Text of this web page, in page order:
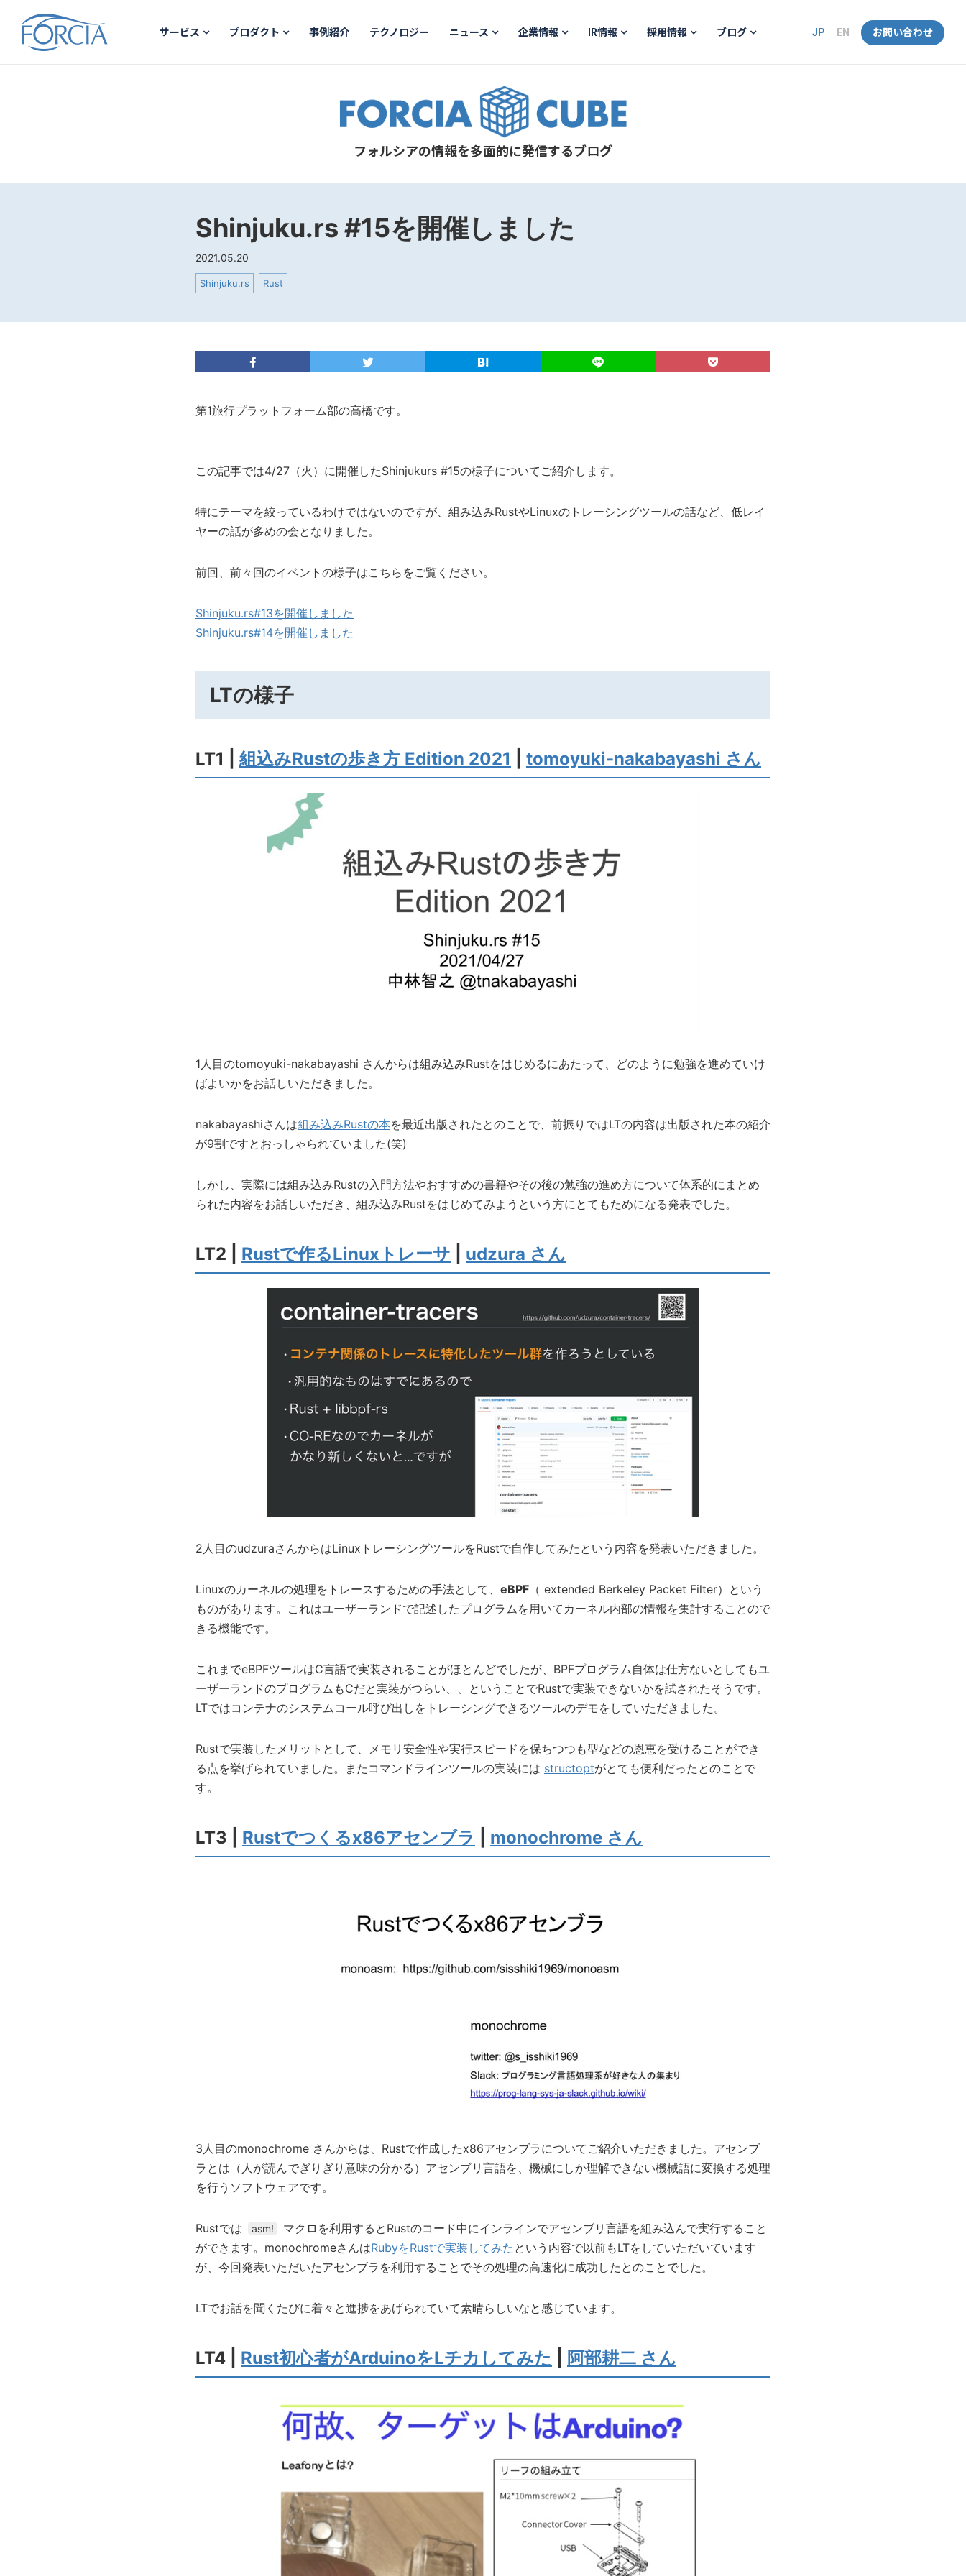
サービス プロダクト 事例紹介 テクノロジー ニュース 企業情報 IR情報 採用情報 ブログ JP EN お問い合わせ
フォルシアの情報を多面的に発信するブログ
Shinjuku.rs #15を開催しました
2021.05.20
Shinjuku.rs Rust
第1旅行プラットフォーム部の高橋です。
この記事では4/27（火）に開催したShinjukurs #15の様子についてご紹介します。
特にテーマを絞っているわけではないのですが、組み込みRustやLinuxのトレーシングツールの話など、低レイ
ヤーの話が多めの会となりました。
前回、前々回のイベントの様子はこちらをご覧ください。
Shinjuku.rs#13を開催しました
Shinjuku.rs#14を開催しました
LTの様子
LT1 | 組込みRustの歩き方 Edition 2021 tomoyuki-nakabayashi さん
1人目のtomoyuki-nakabayashi さんからは組み込みRustをはじめるにあたって、どのように勉強を進めていけ
ばよいかをお話しいただきました。
nakabayashiさんは組み込みRustの本を最近出版されたとのことで、前振りではLTの内容は出版された本の紹介
が9割ですとおっしゃられていました(笑)
しかし、実際には組み込みRustの入門方法やおすすめの書籍やその後の勉強の進め方について体系的にまとめ
られた内容をお話しいただき、組み込みRustをはじめてみようという方にとてもためになる発表でした。
LT2 | Rustで作るLinuxトレーサ udzura さん
2人目のudzuraさんからはLinuxトレーシングツールをRustで自作してみたという内容を発表いただきました。
Linuxのカーネルの処理をトレースするための手法として、 eBPF （ extended Berkeley Packet Filter）という
ものがあります。これはユーザーランドで記述したプログラムを用いてカーネル内部の情報を集計することので
きる機能です。
これまでeBPFツールはC言語で実装されることがほとんどでしたが、BPFプログラム自体は仕方ないとしてもユ
ーザーランドのプログラムもCだと実装がつらい、、ということでRustで実装できないかを試されたそうです。
LTではコンテナのシステムコール呼び出しをトレーシングできるツールのデモをしていただきました。
Rustで実装したメリットとして、メモリ安全性や実行スピードを保ちつつも型などの恩恵を受けることができ
る点を挙げられていました。またコマンドラインツールの実装には structoptがとても便利だったとのことで
す。
LT3 | Rustでつくるx86アセンブラ monochrome さん
3人目のmonochrome さんからは、Rustで作成したx86アセンブラについてご紹介いただきました。アセンブ
ラとは（人が読んでぎりぎり意味の分かる）アセンブリ言語を、機械にしか理解できない機械語に変換する処理
を行うソフトウェアです。
Rustでは asm!
マクロを利用するとRustのコード中にインラインでアセンブリ言語を組み込んで実行すること
ができます。monochromeさんはRubyをRustで実装してみた という内容で以前もLTをしていただいています
が、今回発表いただいたアセンブラを利用することでその処理の高速化に成功したとのことでした。
LTでお話を聞くたびに着々と進捗をあげられていて素晴らしいなと感じています。
LT4 | Rust初心者がArduinoをLチカしてみた 阿部耕二 さん